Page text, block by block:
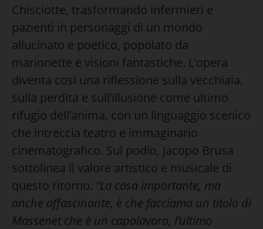
Chisciotte, trasformando infermieri e
pazienti in personaggi di un mondo
allucinato e poetico, popolato da
marionette e visioni fantastiche. L’opera
diventa così una riflessione sulla vecchiaia,
sulla perdita e sull’illusione come ultimo
rifugio dell’anima, con un linguaggio scenico
che intreccia teatro e immaginario
cinematografico. Sul podio, Jacopo Brusa
sottolinea il valore artistico e musicale di
questo ritorno: “La cosa importante, ma
anche affascinante, è che facciamo un titolo di
Massenet che è un capolavoro, l’ultimo